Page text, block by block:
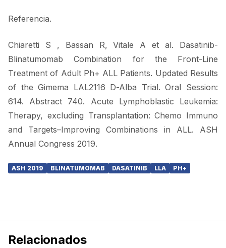
Referencia.
Chiaretti S , Bassan R, Vitale A et al. Dasatinib-
Blinatumomab Combination for the Front-Line
Treatment of Adult Ph+ ALL Patients. Updated Results
of the Gimema LAL2116 D-Alba Trial. Oral Session:
614. Abstract 740. Acute Lymphoblastic Leukemia:
Therapy, excluding Transplantation: Chemo Immuno
and Targets–Improving Combinations in ALL. ASH
Annual Congress 2019.
ASH 2019 BLINATUMOMAB DASATINIB LLA PH+
Relacionados